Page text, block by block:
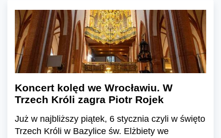
Koncert kolęd we Wrocławiu. W
Trzech Króli zagra Piotr Rojek
Już w najbliższy piątek, 6 stycznia czyli w święto
Trzech Króli w Bazylice św. Elżbiety we